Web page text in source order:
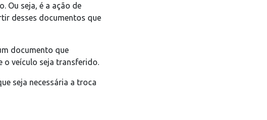
Ou seja, é a ação de
desses documentos que
documento que
o veículo seja transferido.
seja necessária a troca